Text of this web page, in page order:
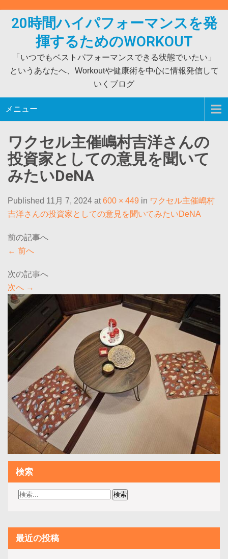
20時間ハイパフォーマンスを発
揮するためのWORKOUT
「いつでもベストパフォーマンスできる状態でいたい」
というあなたへ、Workoutや健康術を中心に情報発信して
いくブログ
メニュー
ワクセル主催嶋村吉洋さんの
投資家としての意見を聞いて
みたいDeNA
Published 11月 7, 2024 at600 × 449 in ワクセル主催嶋村
吉洋さんの投資家としての意見を聞いてみたいDeNA
← 前へ
次へ →
検索
最近の投稿